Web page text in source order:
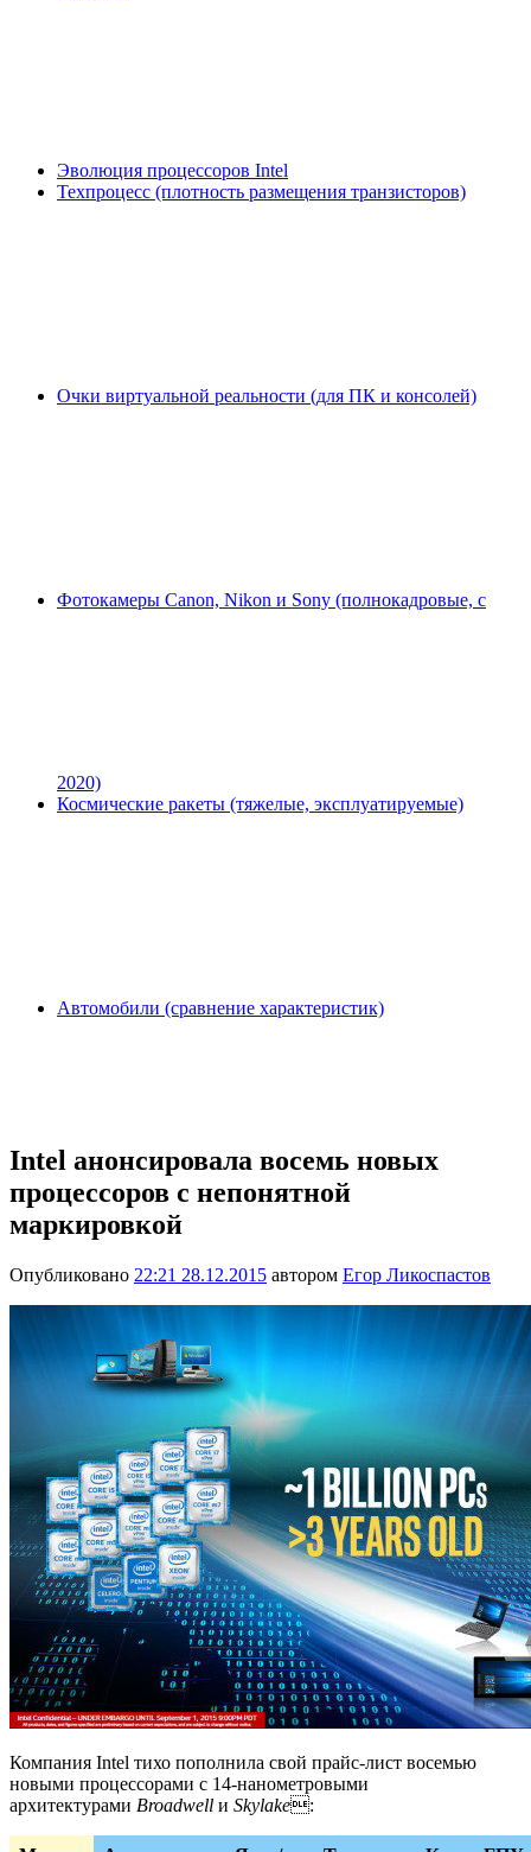
Эволюция процессоров Intel
Техпроцесс (плотность размещения транзисторов)
Очки виртуальной реальности (для ПК и консолей)
Фотокамеры Canon, Nikon и Sony (полнокадровые, с
2020)
Космические ракеты (тяжелые, эксплуатируемые)
Автомобили (сравнение характеристик)
Intel анонсировала восемь новых
процессоров с непонятной
маркировкой
Опубликовано 22:21 28.12.2015 автором Егор Ликоспастов
Компания Intel тихо пополнила свой прайс-лист восемью
новыми процессорами с 14-нанометровыми
архитектурами Broadwell и Skylake: